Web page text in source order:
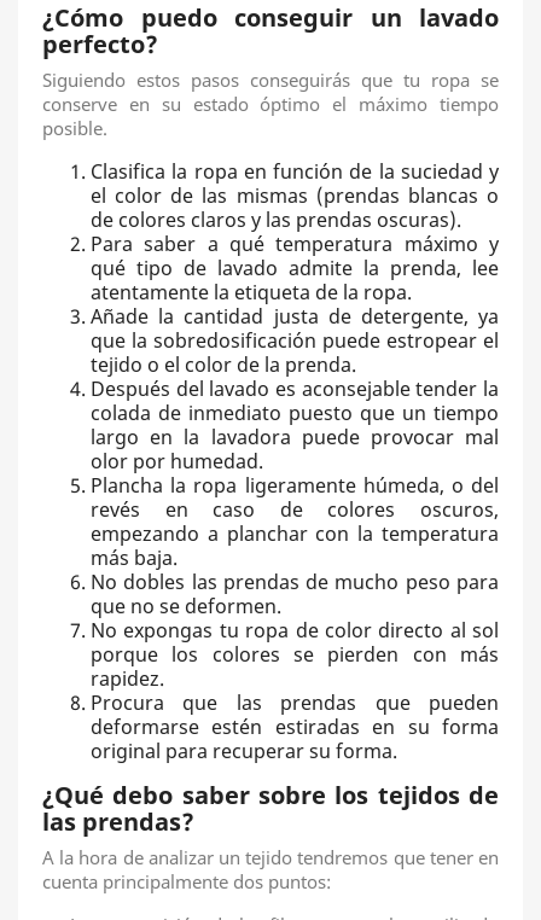
¿Cómo puedo conseguir un lavado
perfecto?
Siguiendo estos pasos conseguirás que tu ropa se
conserve en su estado óptimo el máximo tiempo
posible.
Clasifica la ropa en función de la suciedad y
el color de las mismas (prendas blancas o
de colores claros y las prendas oscuras).
Para saber a qué temperatura máximo y
qué tipo de lavado admite la prenda, lee
atentamente la etiqueta de la ropa.
Añade la cantidad justa de detergente, ya
que la sobredosificación puede estropear el
tejido o el color de la prenda.
Después del lavado es aconsejable tender la
colada de inmediato puesto que un tiempo
largo en la lavadora puede provocar mal
olor por humedad.
Plancha la ropa ligeramente húmeda, o del
revés en caso de colores oscuros,
empezando a planchar con la temperatura
más baja.
No dobles las prendas de mucho peso para
que no se deformen.
No expongas tu ropa de color directo al sol
porque los colores se pierden con más
rapidez.
Procura que las prendas que pueden
deformarse estén estiradas en su forma
original para recuperar su forma.
¿Qué debo saber sobre los tejidos de
las prendas?
A la hora de analizar un tejido tendremos que tener en
cuenta principalmente dos puntos: